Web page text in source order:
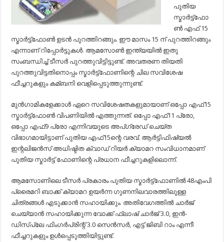
പുതിയ
സ്മാര്‍ട്ട്‌ഫോ
ണ്‍ എഫ് 15
സ്മാര്‍ട്ട്‌ഫോണ്‍ ഉടന്‍ പുറത്തിറങ്ങും. ഈ മാസം 15 ന് പുറത്തിറങ്ങും
എന്നാണ് റിപ്പോര്‍ട്ടുകള്‍. ആമസോണ്‍ ഇന്ത്യയില്‍ ഇതു
സംബന്ധിച്ച്‌ ടീസര്‍ പുറത്തുവിട്ടിട്ടുണ്ട്. അവതരണ തിയതി
പുറത്തുവിട്ടതിനൊപ്പം സ്മാര്‍ട്ട്‌ഫോണിന്റെ ചില സവിശേഷ
ഫീച്ചറുകളും കമ്ബനി വെളിപ്പെടുത്തുന്നുണ്ട്.
മുന്‍ഗാമികളേക്കാള്‍ ഏറെ സവിശേഷതകളുമായാണ് ഒപ്പോ എഫ്15
സ്മാര്‍ട്ട്‌ഫോണ്‍ വിപണിയില്‍ എത്തുന്നത്. ഒപ്പോ എഫ്11 പ്രോ,
ഒപ്പോ എഫ്9 പ്രോ എന്നിവയുടെ അപ്‌ഗ്രേഡ് ചെയ്ത
വിഭാഗമായിട്ടാണ് പുതിയ എഫ്15ന്റെ വരവ്. ആര്‍ട്ടിഫിഷ്യല്‍
ഇന്റലിജന്‍സ് അധിഷ്ടിത ക്വാഡ് റിയര്‍ ക്യാമറ സംവിധാനമാണ്
പുതിയ സ്മാര്‍ട്ട് ഫോണിന്റെ പ്രധാന ഫീച്ചറുകളിലൊന്ന്.
ആമസോണിലെ ടീസര്‍ പ്രകാരം പുതിയ സ്മാര്‍ട്ട്‌ഫോണില്‍ 48എംപി
പ്രൈമറി ബാക്ക് ക്യാമറ ഉയര്‍ന്ന ഗുണനിലവാരത്തിലുള്ള
ചിത്രങ്ങള്‍ എടുക്കാന്‍ സഹായിക്കും. അതിവേഗത്തില്‍ ചാര്‍ജ്
ചെയ്യാന്‍ സഹായിക്കുന്ന വോക്ക് ഫ്ലാഷ് ചാര്‍ജ് 3.0, ഇന്‍-
ഡിസ്‌പ്ലേ ഫിംഗര്‍പ്രിന്റ് 3.0 സെന്‍സര്‍, എട്ട് ജിബി റാം എന്നീ
ഫീച്ചറുകളും ഉള്‍പ്പെടുത്തിയിട്ടുണ്ട്.